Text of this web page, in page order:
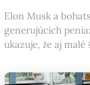
Elon Musk a
generujúcich
ukazuje, že aj